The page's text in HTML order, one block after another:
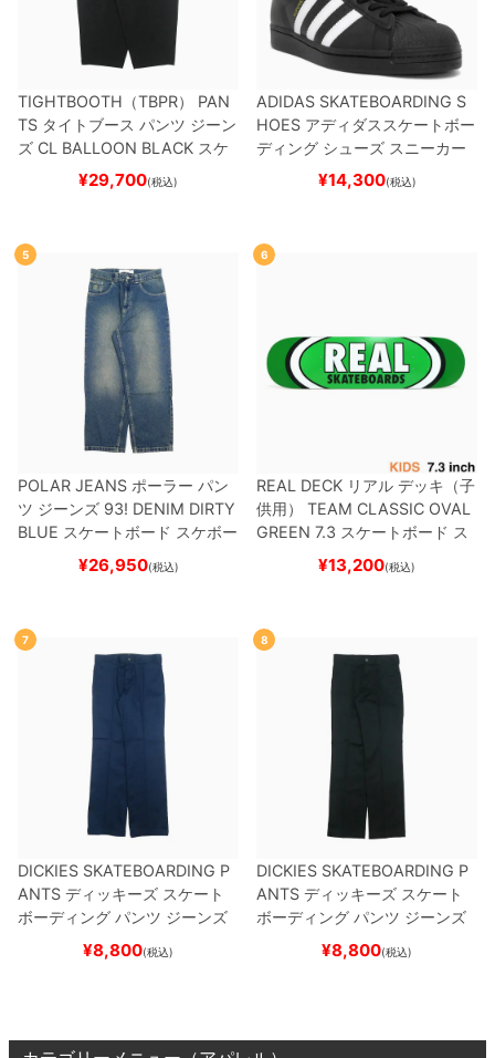
TIGHTBOOTH（TBPR） PAN
TS タイトブース パンツ ジーン
ズ CL BALLOON BLACK スケ
ートボード スケボー
¥29,700(税込)
ADIDAS SKATEBOARDING S
HOES アディダススケートボー
ディング シューズ スニーカー
スーパースターSUPERSTAR A
BLACK/WHITE/WHITE
ー
¥14,300(税込)
5
POLAR JEANS ポーラー パン
ツ ジーンズ 93! DENIM DIRTY
BLUE スケートボード スケボー
¥26,950(税込)
6
REAL DECK リアル デッキ（子
供用）
TEAM CLASSIC OVAL
GREEN 7.3 スケートボード ス
¥13,200(税込)
7
DICKIES SKATEBOARDING P
ANTS ディッキーズ スケート
ボーディング パンツ ジーンズ
SLIM FIT 30 LENGTH
スケートボード スケボ
¥8,800(税込)
8
DICKIES SKATEBOARDING P
ANTS ディッキーズ スケート
ボーディング パンツ ジーンズ
SLIM FIT 30 LENGTH
スケートボード スケボー
¥8,800(税込)